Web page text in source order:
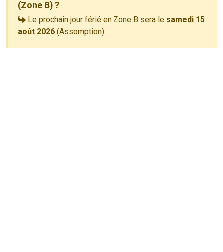
(Zone B) ?
Le prochain jour férié en Zone B sera le samedi 15
août 2026 (Assomption).